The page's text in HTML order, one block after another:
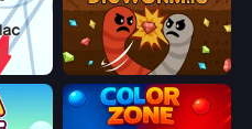
Digworm.io